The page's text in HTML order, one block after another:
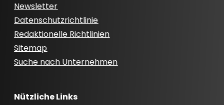
Newsletter
Datenschutzrichtlinie
Redaktionelle Richtlinien
Sitemap
Suche nach Unternehmen
Nützliche Links